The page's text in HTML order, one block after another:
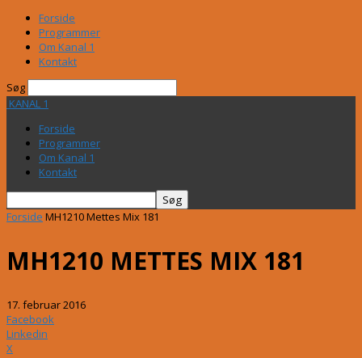
Forside
Programmer
Om Kanal 1
Kontakt
Søg
KANAL 1
Forside
Programmer
Om Kanal 1
Kontakt
Forside MH1210 Mettes Mix 181
MH1210 METTES MIX 181
17. februar 2016
Facebook
Linkedin
X